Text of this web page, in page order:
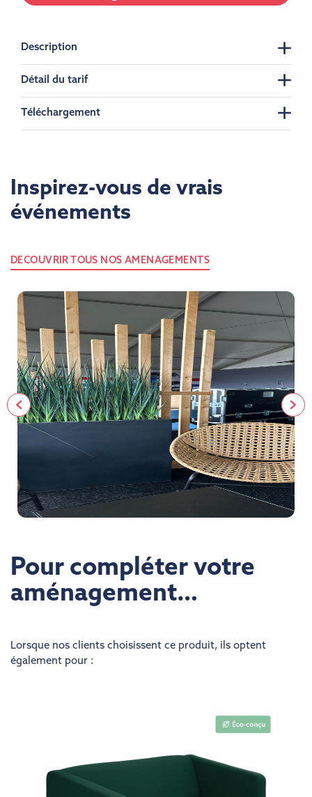
Description
Détail du tarif
Téléchargement
Inspirez-vous de vrais
événements
DECOUVRIR TOUS NOS AMENAGEMENTS
Pour compléter votre
aménagement…
Lorsque nos clients choisissent ce produit, ils optent
également pour :